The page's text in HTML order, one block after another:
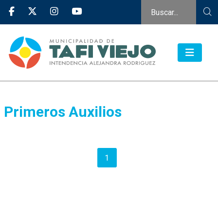
Primeros Auxilios
1